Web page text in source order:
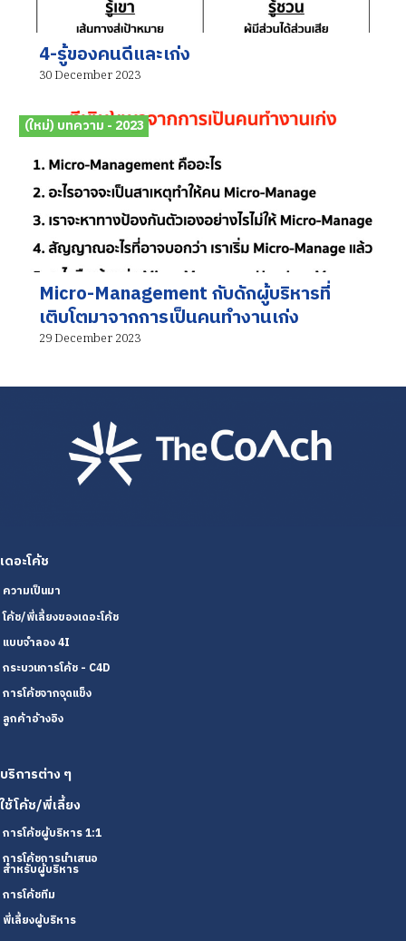
4-รู้ของคนดีและเก่ง
30 December 2023
(ใหม่) บทความ - 2023
Micro-Management กับดักผู้บริหารที่
เติบโตมาจากการเป็นคนทำงานเก่ง
29 December 2023
เดอะโค้ช
ความเป็นมา
โค้ช/พี่เลี้ยงของเดอะโค้ช
แบบจำลอง 4I
กระบวนการโค้ช - C4D
การโค้ชจากจุดแข็ง
ลูกค้าอ้างอิง
บริการต่าง ๆ
ใช้โค้ช/พี่เลี้ยง
การโค้ชผู้บริหาร 1:1
การโค้ชการนำเสนอ
สำหรับผู้บริหาร
การโค้ชทีม
พี่เลี้ยงผู้บริหาร